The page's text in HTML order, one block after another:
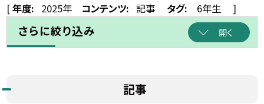
[年度: 2025年 コンテンツ: 記事 タグ: 6年生 ]
さらに絞り込み 開く
記事